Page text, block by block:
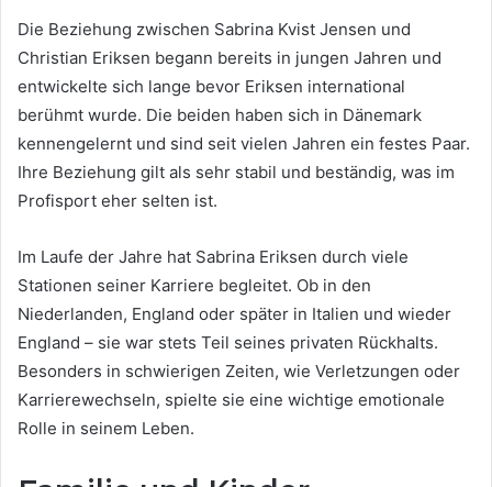
Die Beziehung zwischen Sabrina Kvist Jensen und
Christian Eriksen begann bereits in jungen Jahren und
entwickelte sich lange bevor Eriksen international
berühmt wurde. Die beiden haben sich in Dänemark
kennengelernt und sind seit vielen Jahren ein festes Paar.
Ihre Beziehung gilt als sehr stabil und beständig, was im
Profisport eher selten ist.
Im Laufe der Jahre hat Sabrina Eriksen durch viele
Stationen seiner Karriere begleitet. Ob in den
Niederlanden, England oder später in Italien und wieder
England – sie war stets Teil seines privaten Rückhalts.
Besonders in schwierigen Zeiten, wie Verletzungen oder
Karrierewechseln, spielte sie eine wichtige emotionale
Rolle in seinem Leben.